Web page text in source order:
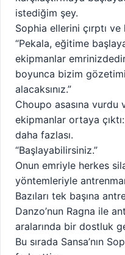
istediğim şey.
Sophia ellerini çırptı
“Pekala, eğitime
ekipmanlar
boyunca bizim
alacaksınız.”
Choupo asasına vurdu
ekipmanlar ortaya
daha fazlası.
“Başlayabilirsiniz.”
Onun emriyle herkes
yöntemleriyle
Bazıları tek başına
Danzo’nun Ragna ile
aralarında bir dostluk
Bu sırada Sansa’nın